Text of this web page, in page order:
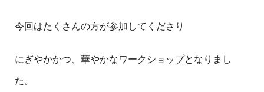
今回はたくさんの方が参加してくださり
にぎやかかつ、華やかなワークショップとなりまし
た。